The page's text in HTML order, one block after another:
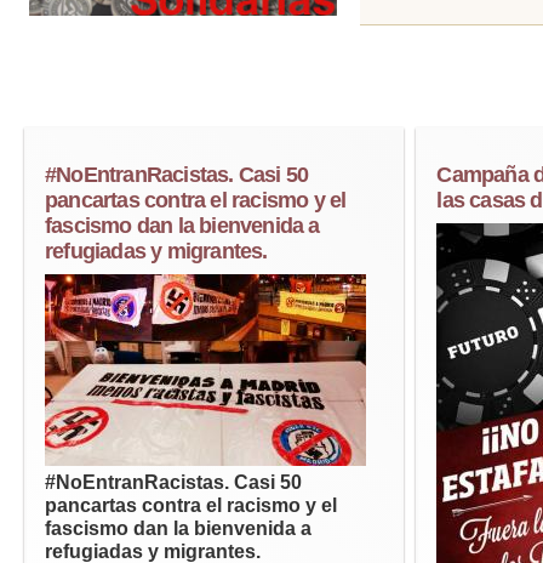
#NoEntranRacistas. Casi 50
pancartas contra el racismo y el
fascismo dan la bienvenida a
refugiadas y migrantes.
#NoEntranRacistas. Casi 50
pancartas contra el racismo y el
fascismo dan la bienvenida a
refugiadas y migrantes.
Campaña
las casas